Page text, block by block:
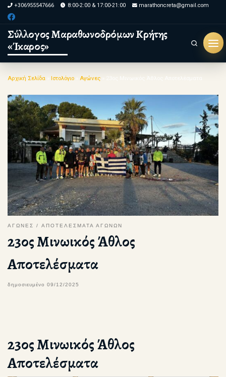
Skip to content
+306955547666 8:00-2:00 & 17:00-21:00 marathoncreta@gmail.com
Σύλλογος Μαραθωνοδρόμων Κρήτης
«Ίκαρος»
Search
Αρχική Σελίδα Ιστολόγιο Αγώνες
ΑΓΩΝΕΣ ΑΠΟΤΕΛΕΣΜΑΤΑ ΑΓΩΝΩΝ
23ος Μινωικός Άθλος
Αποτελέσματα
δημοσιευμένο 09/12/2025
23ος Μινωικός Άθλος
Αποτελέσματα